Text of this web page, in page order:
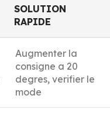
SOLUTION
RAPIDE
Augmenter la
consigne a 20
degres, verifier le
mode